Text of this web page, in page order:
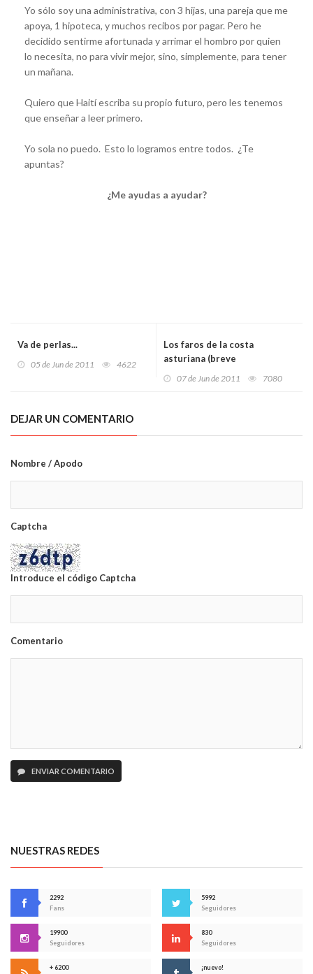
Yo sólo soy una administrativa, con 3 hijas, una pareja que me
apoya, 1 hipoteca, y muchos recibos por pagar. Pero he
decidido sentirme afortunada y arrimar el hombro por quien
lo necesita, no para vivir mejor, sino, simplemente, para tener
un mañana.
Quiero que Haití escriba su propio futuro, pero les tenemos
que enseñar a leer primero.
Yo sola no puedo. Esto lo logramos entre todos. ¿Te
apuntas?
¿Me ayudas a ayudar?
Va de perlas...
05 de Jun de 2011 4622
Los faros de la costa
asturiana (breve
introducción)
07 de Jun de 2011 7080
DEJAR UN COMENTARIO
Nombre / Apodo
Captcha
Introduce el código Captcha
Comentario
ENVIAR COMENTARIO
NUESTRAS REDES
2292
Fans
5992
Seguidores
19900
Seguidores
830
Seguidores
+ 6200 ¡nuevo!